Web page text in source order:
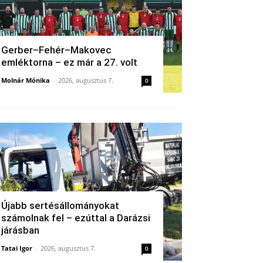
Gerber–Fehér–Makovec
emléktorna – ez már a 27. volt
Molnár Mónika - 2026, augusztus 7. 0
Újabb sertésállományokat
számolnak fel – ezúttal a Darázsi
járásban
Tatai Igor - 2026, augusztus 7. 0